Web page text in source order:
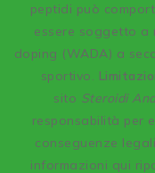
peptidi può
essere soggetto a
doping (WADA) a
sportivo.
sito Steroidi
responsabilità per
conseguenze
informazioni qui